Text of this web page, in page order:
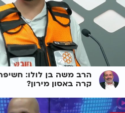
הרב משה בן לולו:
קרה באסון מירון?